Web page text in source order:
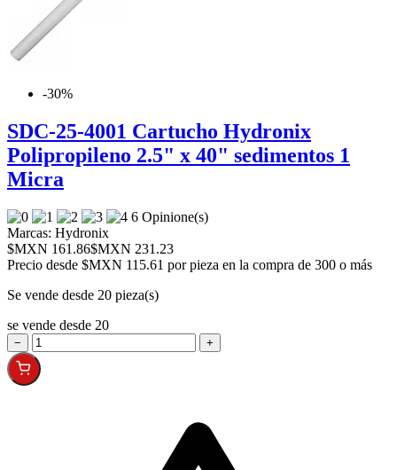
-30%
SDC-25-4001 Cartucho Hydronix
Polipropileno 2.5" x 40" sedimentos 1
Micra
6 Opinione(s)
Marcas: Hydronix
$MXN 161.86$MXN 231.23
Precio desde $MXN 115.61 por pieza en la compra de 300 o más
Se vende desde 20 pieza(s)
se vende desde 20
− +